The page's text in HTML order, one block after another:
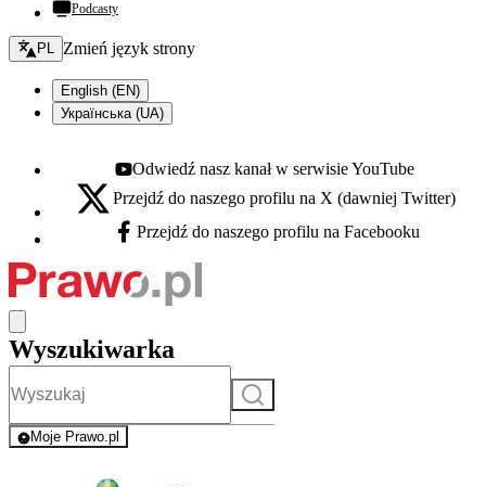
Podcasty
Zmień język - bieżący:
PL Zmień język strony
English (EN)
Українська (UA)
Youtube - otwiera się w nowej karcie
Odwiedź nasz kanał w serwisie YouTube
X - otwiera się w nowej karcie
Przejdź do naszego profilu na X (dawniej Twitter)
Facebook - otwiera się w nowej karcie
Przejdź do naszego profilu na Facebooku
Wyszukiwarka
Szukaj
Moje Prawo.pl
- rejestracja i logowanie do serwisu